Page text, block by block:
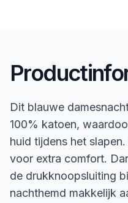
Dit blauwe
100% katoen,
huid tijdens het
voor extra comfort.
de drukknoopsluiting
nachthemd makkelijk